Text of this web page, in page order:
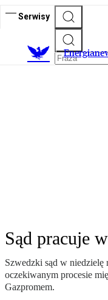
Serwisy
E
Sąd pracuje
Szwedzki sąd w niedzielę
oczekiwanym procesie
Gazpromem.